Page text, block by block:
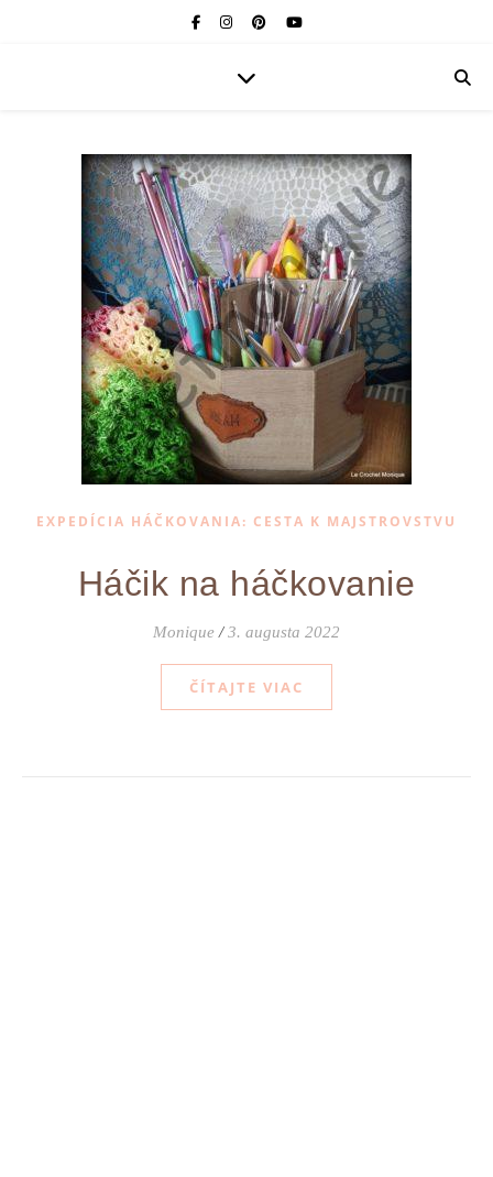
EXPEDÍCIA HÁČKOVANIA: CESTA K MAJSTROVSTVU
Háčik na háčkovanie
Monique / 3. augusta 2022
ČÍTAJTE VIAC